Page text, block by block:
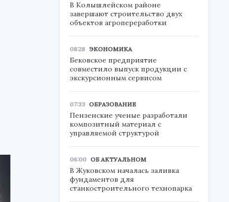
В Колышлейском районе
завершают строительство двух
объектов агропереработки
08:28 ЭКОНОМИКА
Бековское предприятие
совместило выпуск продукции с
экскурсионным сервисом
07:33 ОБРАЗОВАНИЕ
Пензенские ученые разработали
композитный материал с
управляемой структурой
06:00 ОБ АКТУАЛЬНОМ
В Жуковском началась заливка
фундаментов для
станкостроительного технопарка